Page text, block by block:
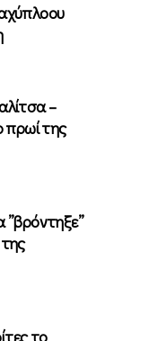
–
πρωί της
”βρόντηξε”
το